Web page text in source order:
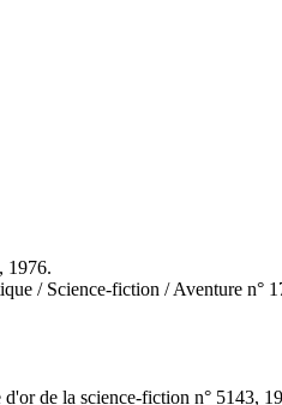
1976.
/ Science-fiction / Aventure n°
de la science-fiction n° 5143,